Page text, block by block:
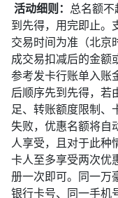
活动细则： 总名额
到先得，用完即止。
交易时间为准（北京
成交易扣减后的金额
参考发卡行账单入账
后顺序先到先得，若
足、转账额度限制、
失败，优惠名额将自
人享受，且对于此种
卡人至多享受两次优
册一次即可。同一万
银行卡号、同一手机